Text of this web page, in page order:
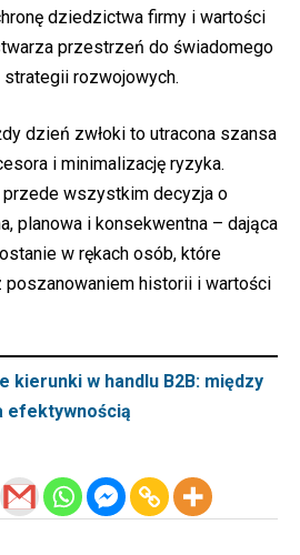
dziedzictwa firmy i wartości
przestrzeń do świadomego
rozwojowych.
dzień zwłoki to utracona szansa
i minimalizację ryzyka.
wszystkim decyzja o
planowa i konsekwentna – dająca
w rękach osób, które
historii i wartości
kierunki w handlu B2B: między
efektywnością